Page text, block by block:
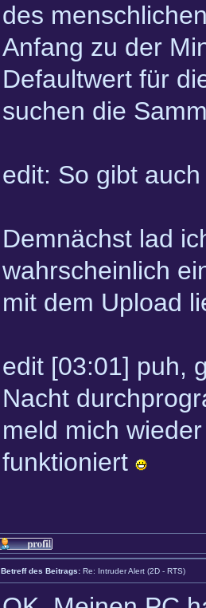
des
Anfang zu der
Defaultwert für
suchen die
edit: So gibt
Demnächst lad
wahrscheinlich
mit dem Upload
edit [03:01] puh,
Nacht
meld mich
funktioniert
Betreff des Beitrags: Re: Intruder Alert (2D - RTS)